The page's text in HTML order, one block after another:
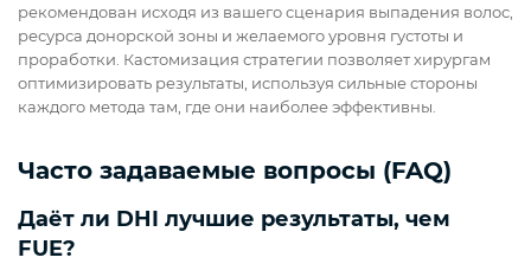
рекомендован исходя из вашего сценария выпадения волос,
ресурса донорской зоны и желаемого уровня густоты и
проработки. Кастомизация стратегии позволяет хирургам
оптимизировать результаты, используя сильные стороны
каждого метода там, где они наиболее эффективны.
Часто задаваемые вопросы (FAQ)
Даёт ли DHI лучшие результаты, чем
FUE?